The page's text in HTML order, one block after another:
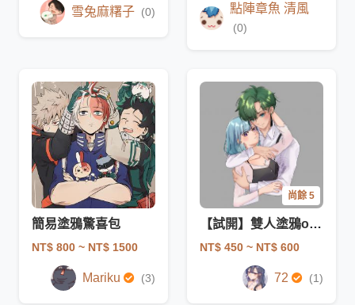
雪兔麻糬子 (0) 點陣章魚 清風
(0)
簡易塗鴉驚喜包
NT$ 800 ~ NT$ 1500
Mariku (3)
尚餘 5
【試開】雙人塗鴉or驚喜包
NT$ 450 ~ NT$ 600
72 (1)